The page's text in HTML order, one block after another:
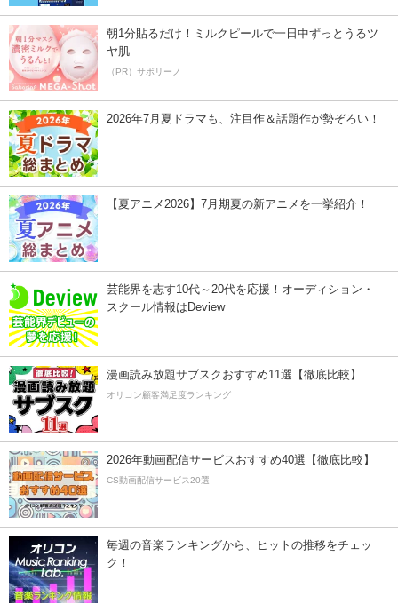
朝1分貼るだけ！ミルクピールで一日中ずっとうるツ
ヤ肌
（PR）サボリーノ
2026年7月夏ドラマも、注目作＆話題作が勢ぞろい！
【夏アニメ2026】7月期夏の新アニメを一挙紹介！
芸能界を志す10代～20代を応援！オーディション・
スクール情報はDeview
漫画読み放題サブスクおすすめ11選【徹底比較】
オリコン顧客満足度ランキング
2026年動画配信サービスおすすめ40選【徹底比較】
CS動画配信サービス20選
毎週の音楽ランキングから、ヒットの推移をチェッ
ク！